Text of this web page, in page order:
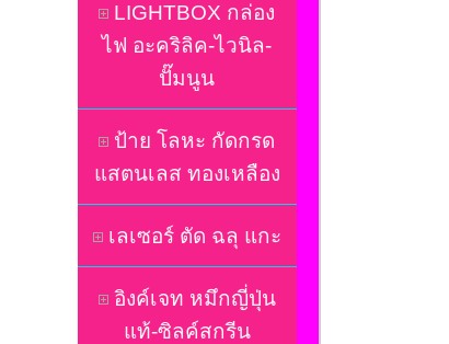
LIGHTBOX กล่อง
ไฟ อะคริลิค-ไวนิล-
ปั๊มนูน
ป้าย โลหะ กัดกรด
แสตนเลส ทองเหลือง
เลเซอร์ ตัด ฉลุ แกะ
อิงค์เจท หมึกญี่ปุ่น
แท้-ซิลค์สกรีน